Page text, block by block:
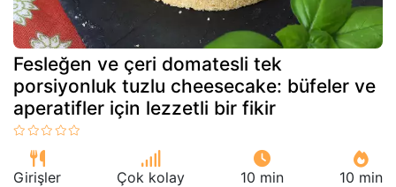
Fesleğen ve çeri domatesli tek
porsiyonluk tuzlu cheesecake: büfeler ve
aperatifler için lezzetli bir fikir
Girişler Çok kolay 10 min 10 min